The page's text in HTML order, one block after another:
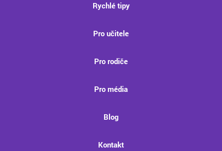
Rychlé tipy
Pro učitele
Pro rodiče
Pro média
Blog
Kontakt